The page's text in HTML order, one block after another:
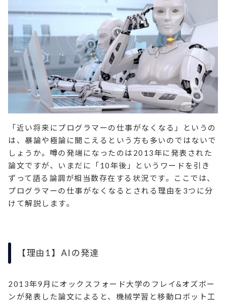
「近い将来にプログラマーの仕事がなくなる」というの
は、暴論や極論に聞こえるという方も多いのではないで
しょうか。噂の発端になったのは2013年に発表された
論文ですが、いまだに「10年後」というワードを引き
ずって語る論調が相当数存在する状況です。ここでは、
プログラマーの仕事がなくなるとされる理由を3つに分
けて解説します。
【理由1】AIの発達
2013年9月にオックスフォード大学のフレイ&オズボー
ンが発表した論文によると、機械学習と移動ロボット工